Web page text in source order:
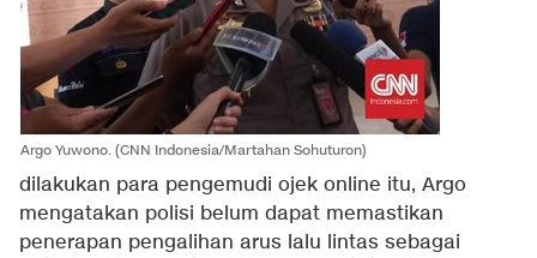
Argo Yuwono. (CNN Indonesia/Martahan Sohuturon)
dilakukan para pengemudi ojek online itu, Argo
mengatakan polisi belum dapat memastikan
penerapan pengalihan arus lalu lintas sebagai